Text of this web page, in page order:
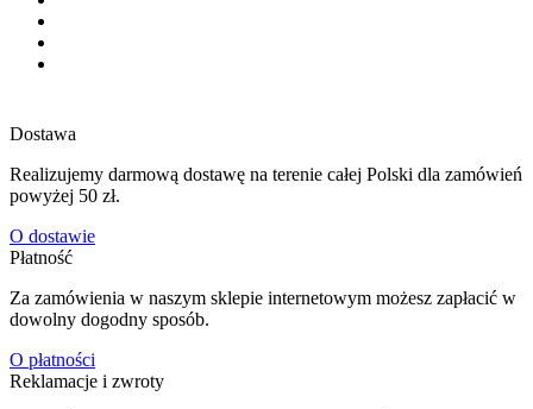
Dostawa
Realizujemy darmową dostawę na terenie całej Polski dla zamówień
powyżej 50 zł.
O dostawie
Płatność
Za zamówienia w naszym sklepie internetowym możesz zapłacić w
dowolny dogodny sposób.
O płatności
Reklamacje i zwroty